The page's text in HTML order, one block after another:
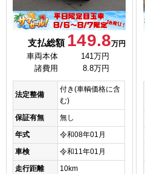
支払総額 149.8万円
車両本体
141万円
諸費用
8.8万円
法定整備
付き(車輌価格に含
む)
保証有無
無し
年式
令和08年01月
車検
令和11年01月
走行距離
10km